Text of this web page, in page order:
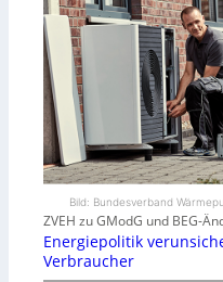
Bild: Bundesverband
ZVEH zu GModG und BEG-
Energiepolitik
Verbraucher